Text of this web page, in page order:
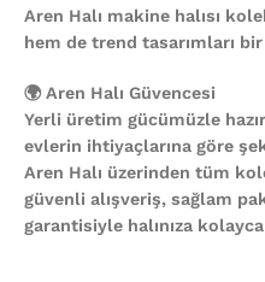
Aren Halı makine halısı
hem de trend tasarımları
🌍 Aren Halı Güvencesi
Yerli üretim gücümüzle
evlerin ihtiyaçlarına göre
Aren Halı üzerinden tüm
güvenli alışveriş, sağlam
garantisiyle halınıza